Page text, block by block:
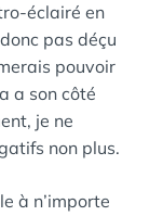
éclairé en
pas déçu
pouvoir
a son côté
je ne
non plus.
à n’importe